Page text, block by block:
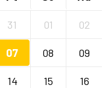
31 01 02
07 08 09
14 15 16